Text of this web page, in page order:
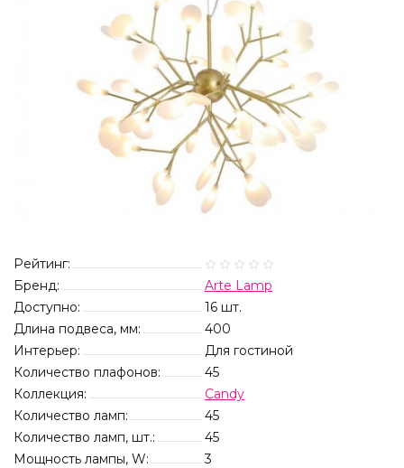
Рейтинг:
Бренд:
Arte Lamp
Доступно:
16 шт.
Длина подвеса, мм:
400
Интерьер:
Для гостиной
Количество плафонов:
45
Коллекция:
Candy
Количество ламп:
45
Количество ламп, шт.:
45
Мощность лампы, W:
3